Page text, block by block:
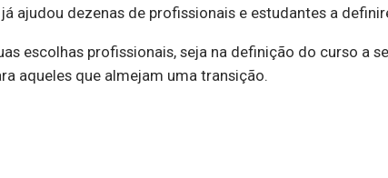
ajudou dezenas de profissionais e estudantes a
escolhas profissionais, seja na definição do curso a
aqueles que almejam uma transição.